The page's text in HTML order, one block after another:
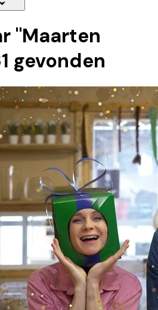
"Maarten
gevonden